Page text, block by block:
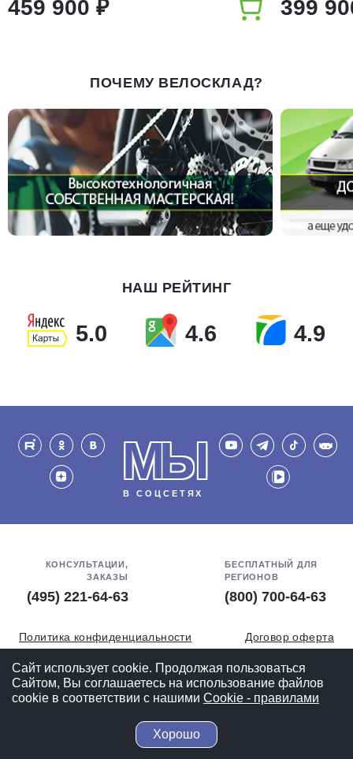
459 900 ₽ 399
ПОЧЕМУ ВЕЛОСКЛАД?
НАШ РЕЙТИНГ
5.0 4.6 4.9
МЫ
В СОЦСЕТЯХ
КОНСУЛЬТАЦИИ,
ЗАКАЗЫ
(495) 221-64-63
БЕСПЛАТНЫЙ ДЛЯ
РЕГИОНОВ
(800) 700-64-63
Политика конфиденциальности
Договор оферта
Обработка персональных данных
СОУТ
Полная версия
© 2004-2026 ВелоСклад.ру - более 20 лет радуем Вас!
Сайт использует cookie. Продолжая пользоваться
Сайтом, Вы соглашаетесь на использование файлов
cookie в соответствии с нашими Cookiе - правилами
Хорошо